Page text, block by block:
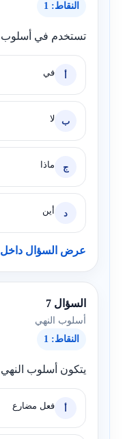
النقاط: 1
تستخدم في أسلوب
أ في
ب لا
ج ماذا
د أين
عرض السؤال داخل
السؤال 7
أسلوب النهي
النقاط: 1
يتكون أسلوب النهي
أ فعل مضارع